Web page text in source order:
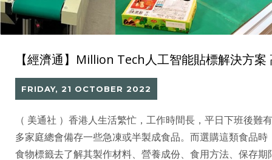
【經濟通】Million Tech人工智能貼標解決方
FRIDAY, 21 OCTOBER 2022
（ 美通社 ）香港人生活繁忙，工作時間長，平日下班後難
多家庭總會備存一些急凍或半製成食品。而選購這類食品
食物標籤去了解其製作材料、營養成份、食用方法、保存